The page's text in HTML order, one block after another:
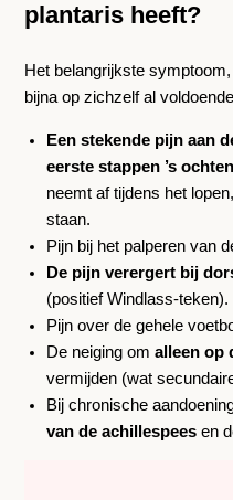
plantaris heeft?
Het belangrijkste
bijna op zichzelf al
Een stekende pijn aan
eerste stappen ’s
neemt af tijdens het
staan.
Pijn bij het palperen van
De pijn verergert bij
(positief Windlass-teken).
Pijn over de gehele
De neiging om alleen op
vermijden (wat
Bij chronische
van de achillespeesen